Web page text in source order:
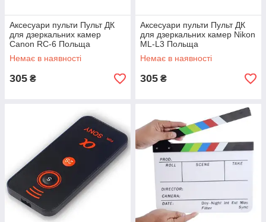
Аксесуари пульти Пульт ДК
для дзеркальних камер
Canon RC-6 Польща
Немає в наявності
305 ₴
Аксесуари пульти Пульт ДК
для дзеркальних камер Nikon
ML-L3 Польща
Немає в наявності
305 ₴